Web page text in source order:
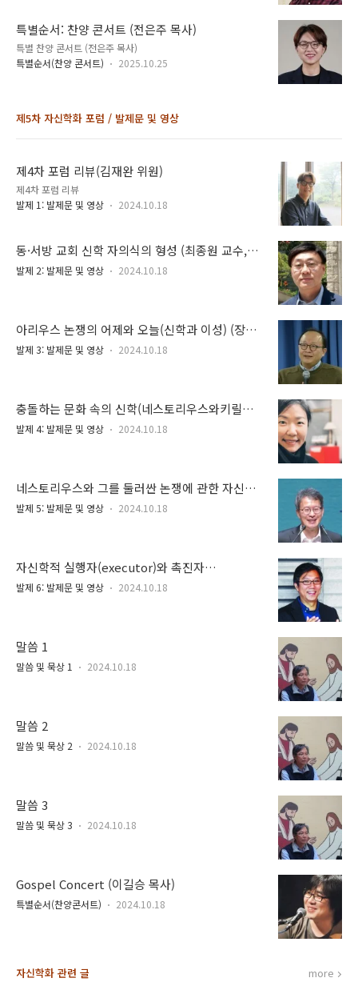
특별순서: 찬양 콘서트 (전은주 목사)
특별 찬양 콘서트 (전은주 목사)
특별순서(찬양 콘서트)
2025.10.25
제5차 자신학화 포럼 / 발제문 및 영상
제4차 포럼 리뷰(김재완 위원)
제4차 포럼 리뷰
발제 1: 발제문 및 영상
2024.10.18
동·서방 교회 신학 자의식의 형성 (최종원 교수,
VIEW)
발제 2: 발제문 및 영상 2024.10.18
아리우스 논쟁의 어제와 오늘(신학과 이성) (장창
수 선교사, WEC 국제동원)
발제 3: 발제문 및 영상 2024.10.18
충돌하는 문화 속의 신학(네스토리우스와키릴의
충돌) (진희경 목사 요약, 어린양교회)
발제 4: 발제문 및 영상 2024.10.18
네스토리우스와 그를 둘러싼 논쟁에 관한 자신학
적 성찰(정갑신 목사, 예수향남교회)
발제 5: 발제문 및 영상 2024.10.18
자신학적 실행자(executor)와 촉진자
(facilitator)로서의 몬타누스의 기여(박대영 목
사, 광주소명교회)
발제 6: 발제문 및 영상 2024.10.18
말씀 1
말씀 및 묵상 1 2024.10.18
말씀 2
말씀 및 묵상 2 2024.10.18
말씀 3
말씀 및 묵상 3 2024.10.18
Gospel Concert (이길승 목사)
특별순서(찬양콘서트) 2024.10.18
자신학화 관련 글 more